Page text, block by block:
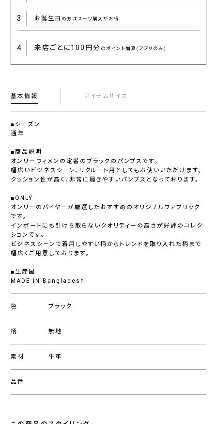
3 お誕生日 の方はスーツ購入がお得
4 来店ごとに100円分 のポイント加算(アプリのみ)
基本情報 アイテムサイズ
■シーズン
通年
■商品説明
オンリーウィメンの定番のブラックのパンプスです。
幅広いビジネスシーン、リクルート用としてもお使いいただけます。
クッション性が高く、非常に履きやすいパンプスとなっております。
■ONLY
オンリーのバイヤーが厳選したおすすめのオリジナルファブリック
です。
インポートにも引けを取らないクオリティーの高さが好評のコレク
ションです。
ビジネスシーンで着用しやすい柄からトレンドを取り入れた柄まで
幅広くご用意しております。
■生産国
MADE IN Bangladesh
色 ブラック
柄 無地
素材 牛革
品番